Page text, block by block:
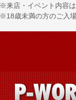
※来店・イベント内容
※18歳未満の方のご入